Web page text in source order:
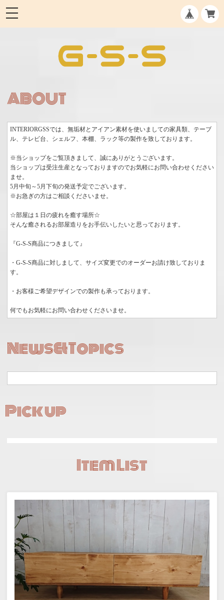
ABOUT
INTERIORGSSでは、無垢材とアイアン素材を使いましての家具類、テーブ
ル、テレビ台、シェルフ、本棚、ラック等の製作を致しております。
※当ショップをご覧頂きまして、誠にありがとうございます。
当ショップは受注生産となっておりますのでお気軽にお問い合わせください
ませ。
5月中旬～5月下旬の発送予定でございます。
※お急ぎの方はご相談くださいませ。
☆部屋は１日の疲れを癒す場所☆
そんな癒されるお部屋造りをお手伝いしたいと思っております。
『G-S-S商品につきまして』
・G-S-S商品に対しまして、サイズ変更でのオーダーお請け致しておりま
す。
・お客様ご希望デザインでの製作も承っております。
何でもお気軽にお問い合わせくださいませ。
News&Topics
Pick up
Item List